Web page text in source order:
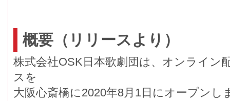
概要（リリースより）
株式会社OSK日本歌劇団は、オンライン
スを
大阪心斎橋に2020年8月1日にオープンし